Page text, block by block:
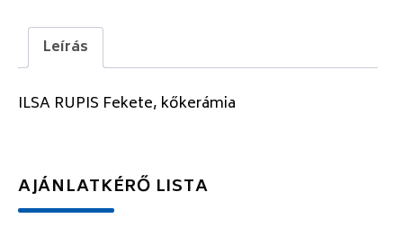
Leírás
ILSA RUPIS Fekete, kőkerámia
AJÁNLATKÉRŐ LISTA